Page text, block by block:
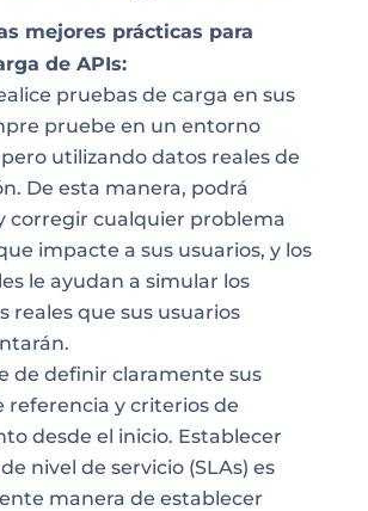
mejores prácticas para
de APIs:
pruebas de carga en sus
pruebe en un entorno
utilizando datos reales de
De esta manera, podrá
corregir cualquier problema
impacte a sus usuarios, y los
le ayudan a simular los
reales que sus usuarios
de definir claramente sus
referencia y criterios de
desde el inicio. Establecer
nivel de servicio (SLAs) es
manera de establecer